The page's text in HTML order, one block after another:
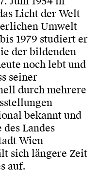
Licht der Welt
Umwelt
1979 studiert er
der bildenden
noch lebt und
seiner
durch mehrere
bekannt und
Landes
Wien
sich längere Zeit
auf.